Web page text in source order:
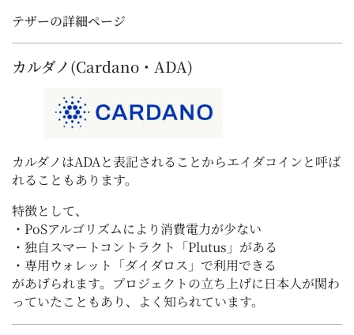
テザーの詳細ページ
カルダノ(Cardano・ADA)
カルダノはADAと表記されることからエイダコインと呼ば
れることもあります。
特徴として、
・PoSアルゴリズムにより消費電力が少ない
・独自スマートコントラクト「Plutus」がある
・専用ウォレット「ダイダロス」で利用できる
があげられます。プロジェクトの立ち上げに日本人が関わ
っていたこともあり、よく知られています。